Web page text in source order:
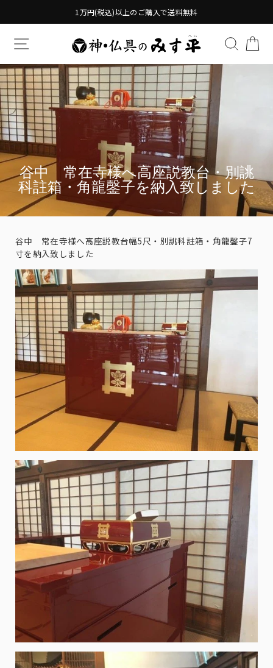
1万円(税込)以上のご購入で送料無料
TRANSLATION MISSING: 検索す
谷中 常在寺様へ高座説教台・別誂
科註箱・角龍鏧子を納入致しました
谷中 常在寺様へ高座説教台幅5尺・別誂科註箱・角龍鏧子7
寸を納入致しました